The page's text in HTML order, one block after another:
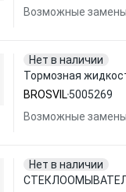
Возможные замены
Нет в наличии
Тормозная
BROSVIL5005269
Возможные замены
Нет в наличии